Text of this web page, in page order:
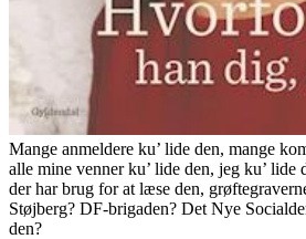
Mange anmeldere ku’ lide den, mange
alle mine venner ku’ lide den, jeg ku’ lide
der har brug for at læse den,
Støjberg? DF-brigaden? Det Nye
den?